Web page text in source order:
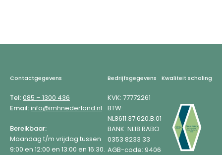
Footer
Contactgegevens
Tel:085 – 1300 436
Email:info@imhnederland.nl
Bereikbaar:
Maandag t/m vrijdag tussen
9:00 en 12:00 en 13:00 en 16:30.
Bedrijfsgegevens
KVK: 77772261
BTW:
NL8611.37.620.B.01
BANK: NL18 RABO
0353 8233 33
AGB-code: 9406
Kwaliteit scholing